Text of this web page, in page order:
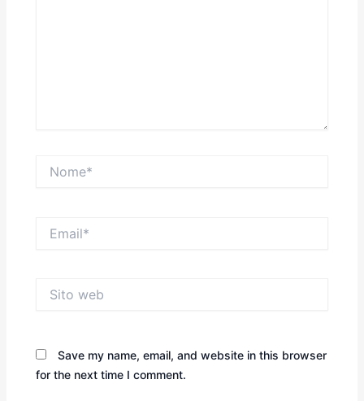
web
Save my name, email, and website in this browser
for the next time I comment.